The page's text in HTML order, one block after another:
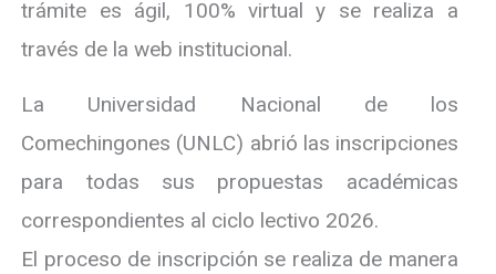
trámite es ágil, 100% virtual y se realiza a
través de la web institucional.
La Universidad Nacional de los
Comechingones (UNLC) abrió las inscripciones
para todas sus propuestas académicas
correspondientes al ciclo lectivo 2026.
El proceso de inscripción se realiza de manera